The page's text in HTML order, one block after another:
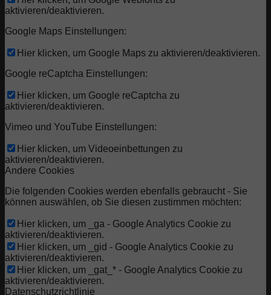
aktivieren/deaktivieren.
Google Maps Einstellungen:
Hier klicken, um Google Maps zu aktivieren/deaktivieren.
Google reCaptcha Einstellungen:
Hier klicken, um Google reCaptcha zu
aktivieren/deaktivieren.
Vimeo und YouTube Einstellungen:
Hier klicken, um Videoeinbettungen zu
aktivieren/deaktivieren.
Andere Cookies
Die folgenden Cookies werden ebenfalls gebraucht - Sie
können auswählen, ob Sie diesen zustimmen möchten:
Hier klicken, um _ga - Google Analytics Cookie zu
aktivieren/deaktivieren.
Hier klicken, um _gid - Google Analytics Cookie zu
aktivieren/deaktivieren.
Hier klicken, um _gat_* - Google Analytics Cookie zu
aktivieren/deaktivieren.
Datenschutzrichtlinie